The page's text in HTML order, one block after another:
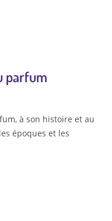
parfum
à son histoire et au
époques et les